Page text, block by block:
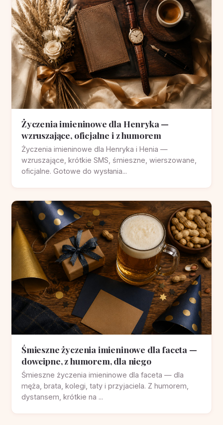
Życzenia imieninowe dla Henryka —
wzruszające, oficjalne i z humorem
Życzenia imieninowe dla Henryka i Henia —
wzruszające, krótkie SMS, śmieszne, wierszowane,
oficjalne. Gotowe do wysłania...
Śmieszne życzenia imieninowe dla faceta —
dowcipne, z humorem, dla niego
Śmieszne życzenia imieninowe dla faceta — dla
męża, brata, kolegi, taty i przyjaciela. Z humorem,
dystansem, krótkie na ...